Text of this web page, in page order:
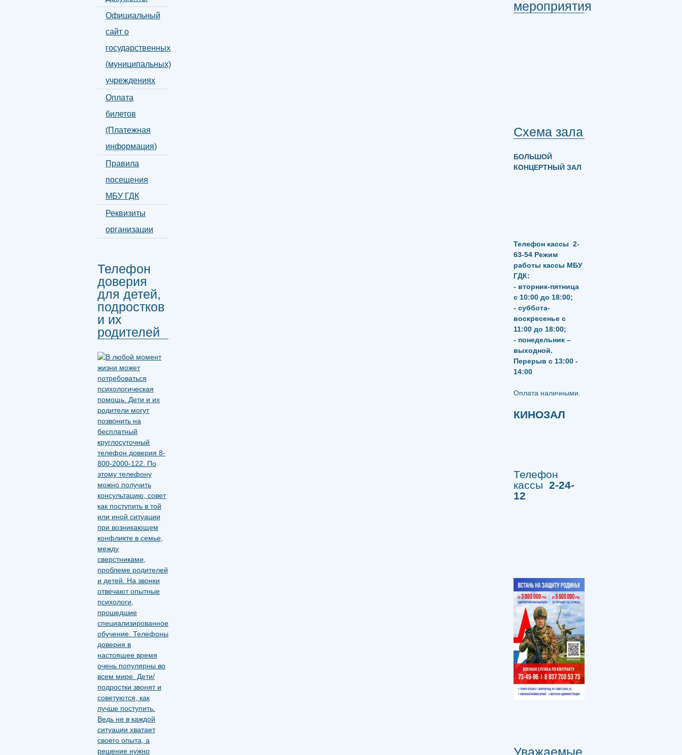
Официальный
сайт о
государственных
(муниципальных)
учреждениях
Оплата
билетов
(Платежная
информация)
Правила
посещения
МБУ ГДК
Реквизиты
организации
Телефон
доверия
для детей,
подростков
и их
родителей
мероприятия
Схема зала
БОЛЬШОЙ
КОНЦЕРТНЫЙ ЗАЛ
Телефон кассы 2-
63-54 Режим
работы кассы МБУ
ГДК:
- вторник-пятница
с 10:00 до 18:00;
- суббота-
воскресенье с
11:00 до 18:00;
- понедельник –
выходной.
Перерыв с 13:00 -
14:00
​​​​​​​Оплата наличными.
КИНОЗАЛ
Телефон
кассы 2-24-
12
Уважаемые